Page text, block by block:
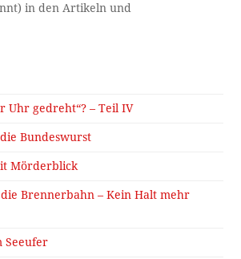
Uhr gedreht“? – Teil IV
die Bundeswurst
Mörderblick
Brennerbahn – Kein Halt mehr
Seeufer